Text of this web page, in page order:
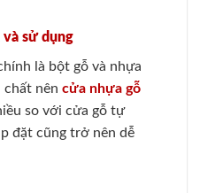
sử dụng
là bột gỗ và nhựa
chất nên cửa nhựa gỗ
so với cửa gỗ tự
đặt cũng trở nên dễ